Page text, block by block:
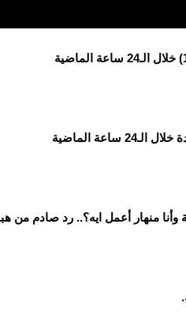
وأنا منهار أعمل ايه؟.. رد صادم من